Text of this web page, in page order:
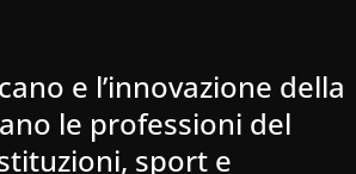
e l’innovazione della
le professioni del
sport e